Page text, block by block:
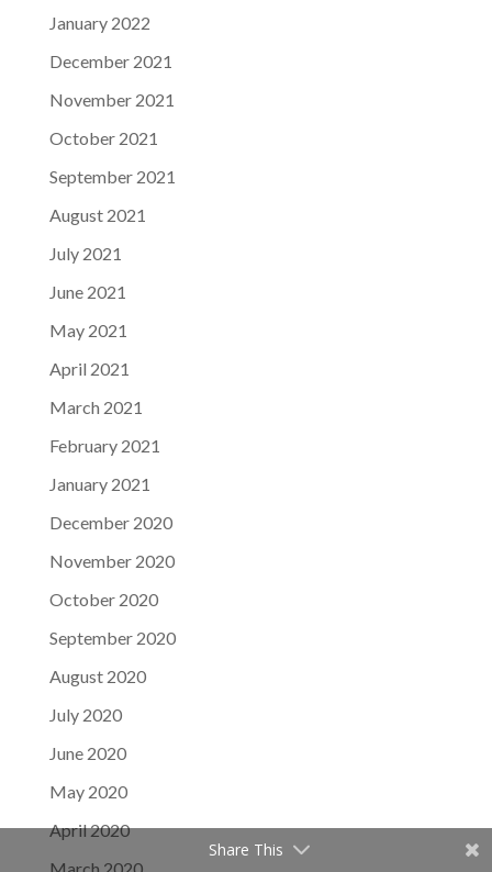
January 2022
December 2021
November 2021
October 2021
September 2021
August 2021
July 2021
June 2021
May 2021
April 2021
March 2021
February 2021
January 2021
December 2020
November 2020
October 2020
September 2020
August 2020
July 2020
June 2020
May 2020
April 2020
Share This